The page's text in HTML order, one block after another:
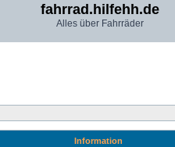
fahrrad.hilfehh.de
Alles über Fahrräder
Information